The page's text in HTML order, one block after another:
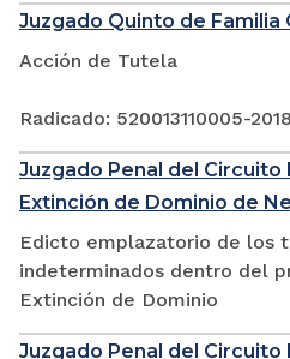
Juzgado Quinto de Familia
Acción de Tutela
Radicado: 520013110005-
Juzgado Penal del Circuito
Extinción de Dominio de
Edicto emplazatorio de los
indeterminados dentro del
Extinción de Dominio
Juzgado Penal del Circuito